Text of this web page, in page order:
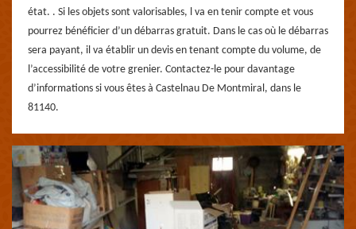
état. . Si les objets sont valorisables, l va en tenir compte et vous
pourrez bénéficier d’un débarras gratuit. Dans le cas où le débarras
sera payant, il va établir un devis en tenant compte du volume, de
l’accessibilité de votre grenier. Contactez-le pour davantage
d’informations si vous êtes à Castelnau De Montmiral, dans le
81140.